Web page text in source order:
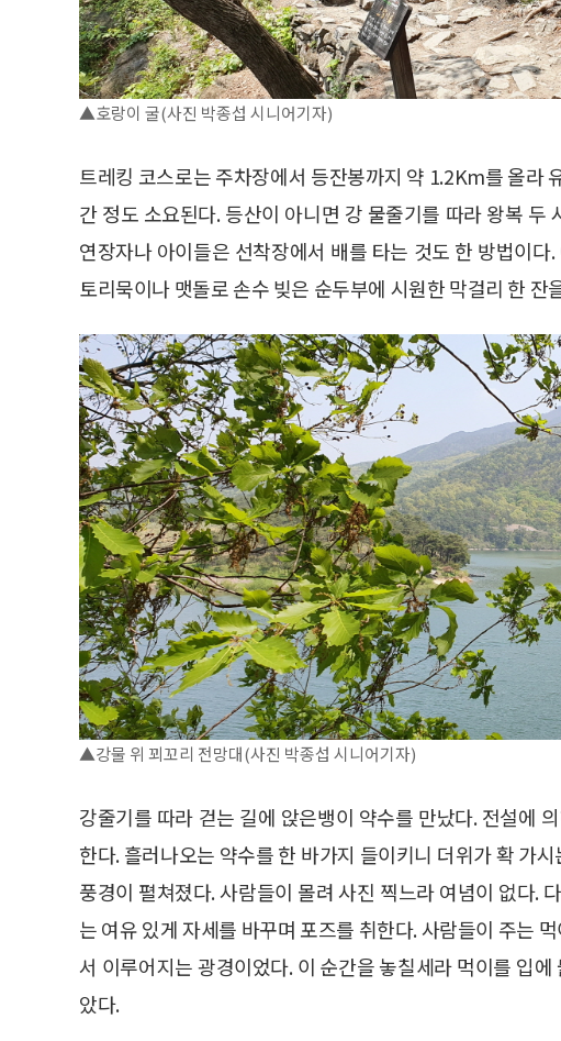
▲호랑이 굴(사진 박종섭 시니어기자)
트레킹 코스로는 주차장에서 등잔봉까지 약 1.2Km를 올라
간 정도 소요된다. 등산이 아니면 강 물줄기를 따라 왕복 두
연장자나 아이들은 선착장에서 배를 타는 것도 한 방법이
토리묵이나 맷돌로 손수 빚은 순두부에 시원한 막걸리 한 잔
▲강물 위 꾀꼬리 전망대(사진 박종섭 시니어기자)
강줄기를 따라 걷는 길에 앉은뱅이 약수를 만났다. 전설에
한다. 흘러나오는 약수를 한 바가지 들이키니 더위가 확 가
풍경이 펼쳐졌다. 사람들이 몰려 사진 찍느라 여념이 없다.
는 여유 있게 자세를 바꾸며 포즈를 취한다. 사람들이 주는
서 이루어지는 광경이었다. 이 순간을 놓칠세라 먹이를 입
았다.